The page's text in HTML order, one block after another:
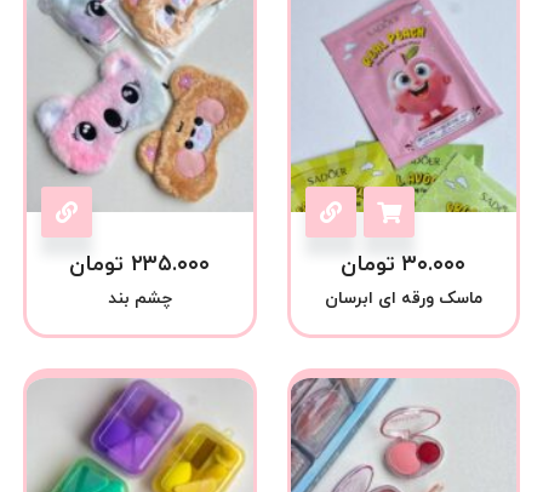
۳۰.۰۰۰ تومان
ماسک ورقه ای ابرسان
۲۳۵.۰۰۰ تومان
چشم بند